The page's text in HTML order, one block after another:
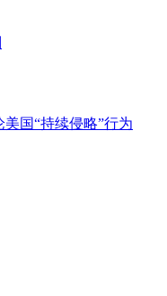
国“持续侵略”行为